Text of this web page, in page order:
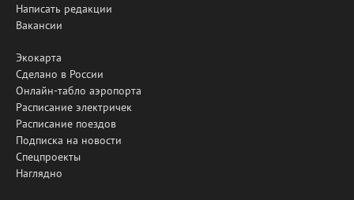
Написать редакции
Вакансии
Экокарта
Сделано в России
Онлайн-табло аэропорта
Расписание электричек
Расписание поездов
Подписка на новости
Спецпроекты
Наглядно